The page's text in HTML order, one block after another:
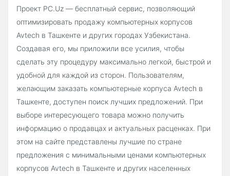
Проект PC.Uz — бесплатный сервис, позволяющий
оптимизировать продажу компьютерных корпусов
Avtech в Ташкенте и других городах Узбекистана.
Создавая его, мы приложили все усилия, чтобы
сделать эту процедуру максимально легкой, быстрой и
удобной для каждой из сторон. Пользователям,
желающим заказать компьютерные корпуса Avtech в
Ташкенте, доступен поиск лучших предложений. При
выборе интересующего товара можно получить
информацию о продавцах и актуальных расценках. При
этом на сайте представлены лучшие по стране
предложения с минимальными ценами компьютерных
корпусов Avtech в Ташкенте и других населенных